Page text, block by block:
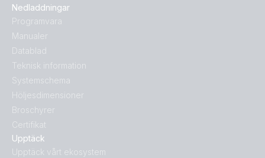
Upptäck
Upptäck vårt ekosystem
Nedladdningar
Programvara
Manualer
Datablad
Teknisk information
Systemschema
Höljesdimensioner
Broschyrer
Certifikat